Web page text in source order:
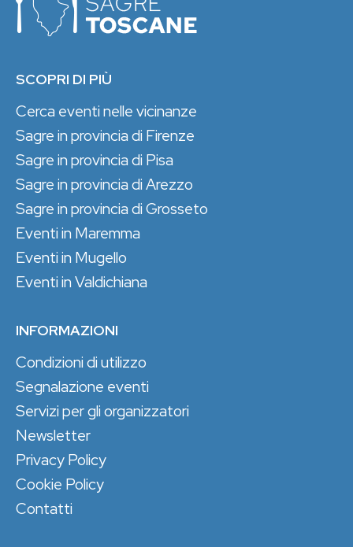
SCOPRI DI PIÙ
Cerca eventi nelle vicinanze
Sagre in provincia di Firenze
Sagre in provincia di Pisa
Sagre in provincia di Arezzo
Sagre in provincia di Grosseto
Eventi in Maremma
Eventi in Mugello
Eventi in Valdichiana
INFORMAZIONI
Condizioni di utilizzo
Segnalazione eventi
Servizi per gli organizzatori
Newsletter
Privacy Policy
Cookie Policy
Contatti